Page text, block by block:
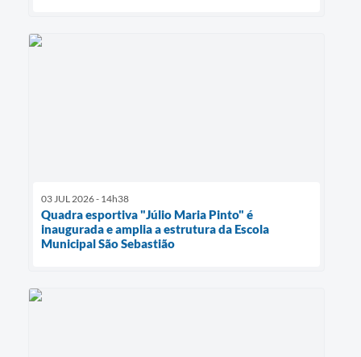
03 JUL 2026 - 14h38
Quadra esportiva "Júlio Maria Pinto" é
inaugurada e amplia a estrutura da Escola
Municipal São Sebastião